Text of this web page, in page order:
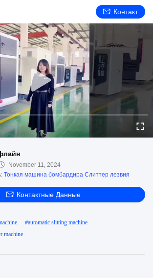
Контакт
November 11, 2024
Тонкая машина бомбардира Слиттер лезвия
Контактные Данные
#automatic slitting machine
machine